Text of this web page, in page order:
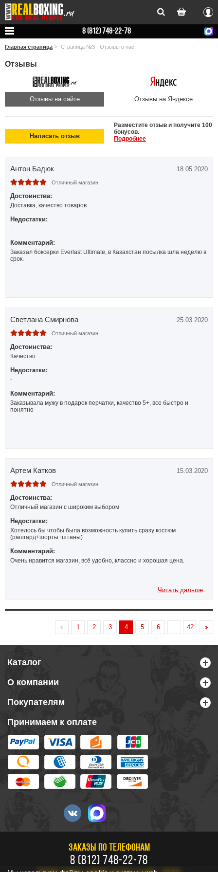
Вход
8 (812) 748-22-78
Главная страница Страница №3 - Отзывы о нас
Отзывы
Отзывы на сайте Отзывы на Яндексе
Написать отзыв
Разместите отзыв и получите 100
бонусов.
Подробнее
Антон Бадюк 18.05.2020
Отличный магазин
Достоинства:
Доставка, качество товаров
Недостатки:
-
Комментарий:
Заказал боксерки Everlast Ultimate, в Казахстан посылка шла неделю в
срок.
Светлана Смирнова 25.03.2020
Отличный магазин
Достоинства:
Качество
Недостатки:
-
Комментарий:
Заказывала мужу в подарок перчатки, качество 5+, все быстро и
понятно
Артем Катков 15.03.2020
Отличный магазин
Достоинства:
Отличный магазин с широким выбором
Недостатки:
Хотелось бы чтобы была возможность купить сразу костюм
(рашгард+шорты+штаны)
Комментарий:
Очень нравится магазин, всё удобно, классно и хорошая цена.
Читать дальше
1 2 3 4 5 6 42
Каталог
О компании
Покупателям
Принимаем к оплате
ЗАКАЗЫ ПО ТЕЛЕФОНАМ
8 (812) 748-22-78